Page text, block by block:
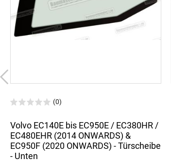
(0)
Volvo EC140E bis EC950E / EC380HR /
EC480EHR (2014 ONWARDS) &
EC950F (2020 ONWARDS) - Türscheibe
- Unten